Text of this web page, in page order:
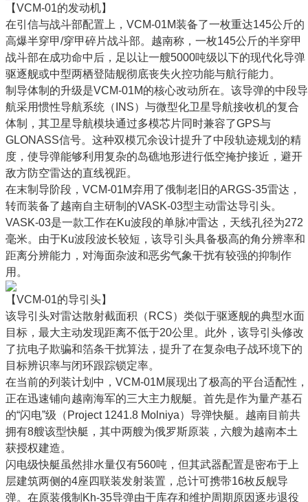
【VCM-01的发动机】
在引信与战斗部配置上，VCM-01M装备了一枚重达145公斤的
高爆半穿甲/穿甲碎片战斗部。越南称，一枚145公斤的半穿甲
战斗部在成功命中后，足以让一艘5000吨级以下的现代化导弹
驱逐舰或中型两栖登陆舰彻底丧失火控功能与航行能力。
制导体制的升级是VCM-01M的核心改动所在。该导弹的中段导
航采用惯性导航系统（INS）与微型化卫星导航接收机的复合
体制，其卫星导航模块通过多模芯片同时兼容了GPS与
GLONASS信号。这种双模冗余设计提升了中段轨迹规划的精
度，使导弹能够利用复杂的岛礁地形进行低空掩护接近，避开
敌方防空雷达的直线视距。
在末制导阶段，VCM-01M弃用了俄制老旧的ARGS-35雷达，
转而装备了越南自主研制的VASK-03型主动雷达导引头。
VASK-03是一款工作在Ku波段的单脉冲雷达，天线孔径为272
毫米。由于Ku波段波长较短，该导引头具备极高的角分辨率和
距离分辨能力，对海面杂波和恶劣气象干扰有较强的抑制作
用。
【VCM-01的导引头】
该导引头对雷达散射截面积（RCS）类似于驱逐舰的典型水面
目标，最大主动发现距离不低于20公里。此外，该导引头修改
了抗电子欺骗和箔条干扰算法，提升了在复杂电子战环境下的
目标辨识率与闭环跟踪锁定率。
在当前的列装计划中，VCM-01M展现出了极高的平台适配性，
正在迅速铺向越南海军的三大主力舰艇。首先是作为量产基石
的“闪电”级（Project 1241.8 Molniya）导弹快艇。越南目前共
拥有8艘该型快艇，其中两艘为俄罗斯原装，六艘为越南本土
获授权建造。
闪电级快艇虽然排水量仅有560吨，但其武器配置是密布于上
层建筑两侧的4座四联装发射装置，总计可携带16枚反舰导
弹。在原装俄制Kh-35导弹由于库存和维护周期原因逐步退役